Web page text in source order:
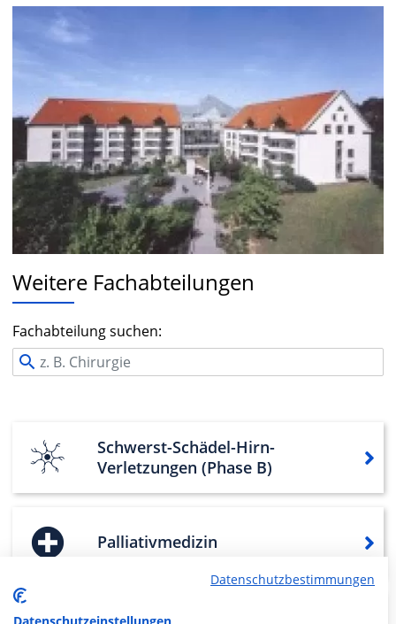
Weitere Fachabteilungen
Fachabteilung suchen:
Schwerst-Schädel-Hirn-
Verletzungen (Phase B)
Palliativmedizin
Orthopädie, Unfallchirurgie,
Datenschutzbestimmungen
Datenschutzeinstellungen